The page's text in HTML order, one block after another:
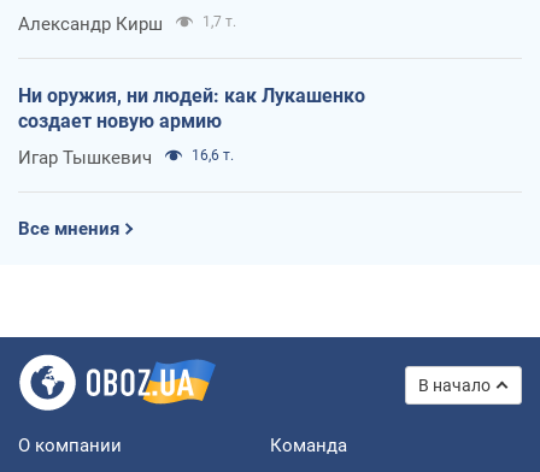
Александр Кирш 1,7 т.
Ни оружия, ни людей: как Лукашенко
создает новую армию
Игар Тышкевич 16,6 т.
Все мнения
В начало
О компании Команда